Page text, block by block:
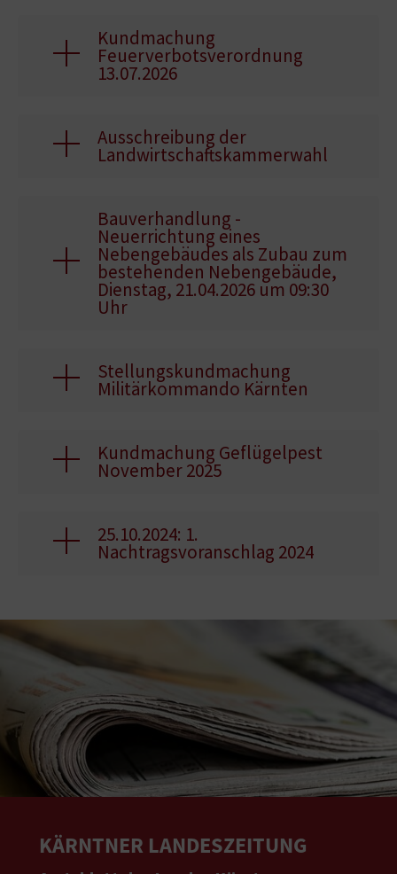
Kundmachung
Feuerverbotsverordnung
13.07.2026
Ausschreibung der
Landwirtschaftskammerwahl
Bauverhandlung -
Neuerrichtung eines
Nebengebäudes als Zubau zum
bestehenden Nebengebäude,
Dienstag, 21.04.2026 um 09:30
Uhr
Stellungskundmachung
Militärkommando Kärnten
Kundmachung Geflügelpest
November 2025
25.10.2024: 1.
Nachtragsvoranschlag 2024
KÄRNTNER LANDESZEITUNG